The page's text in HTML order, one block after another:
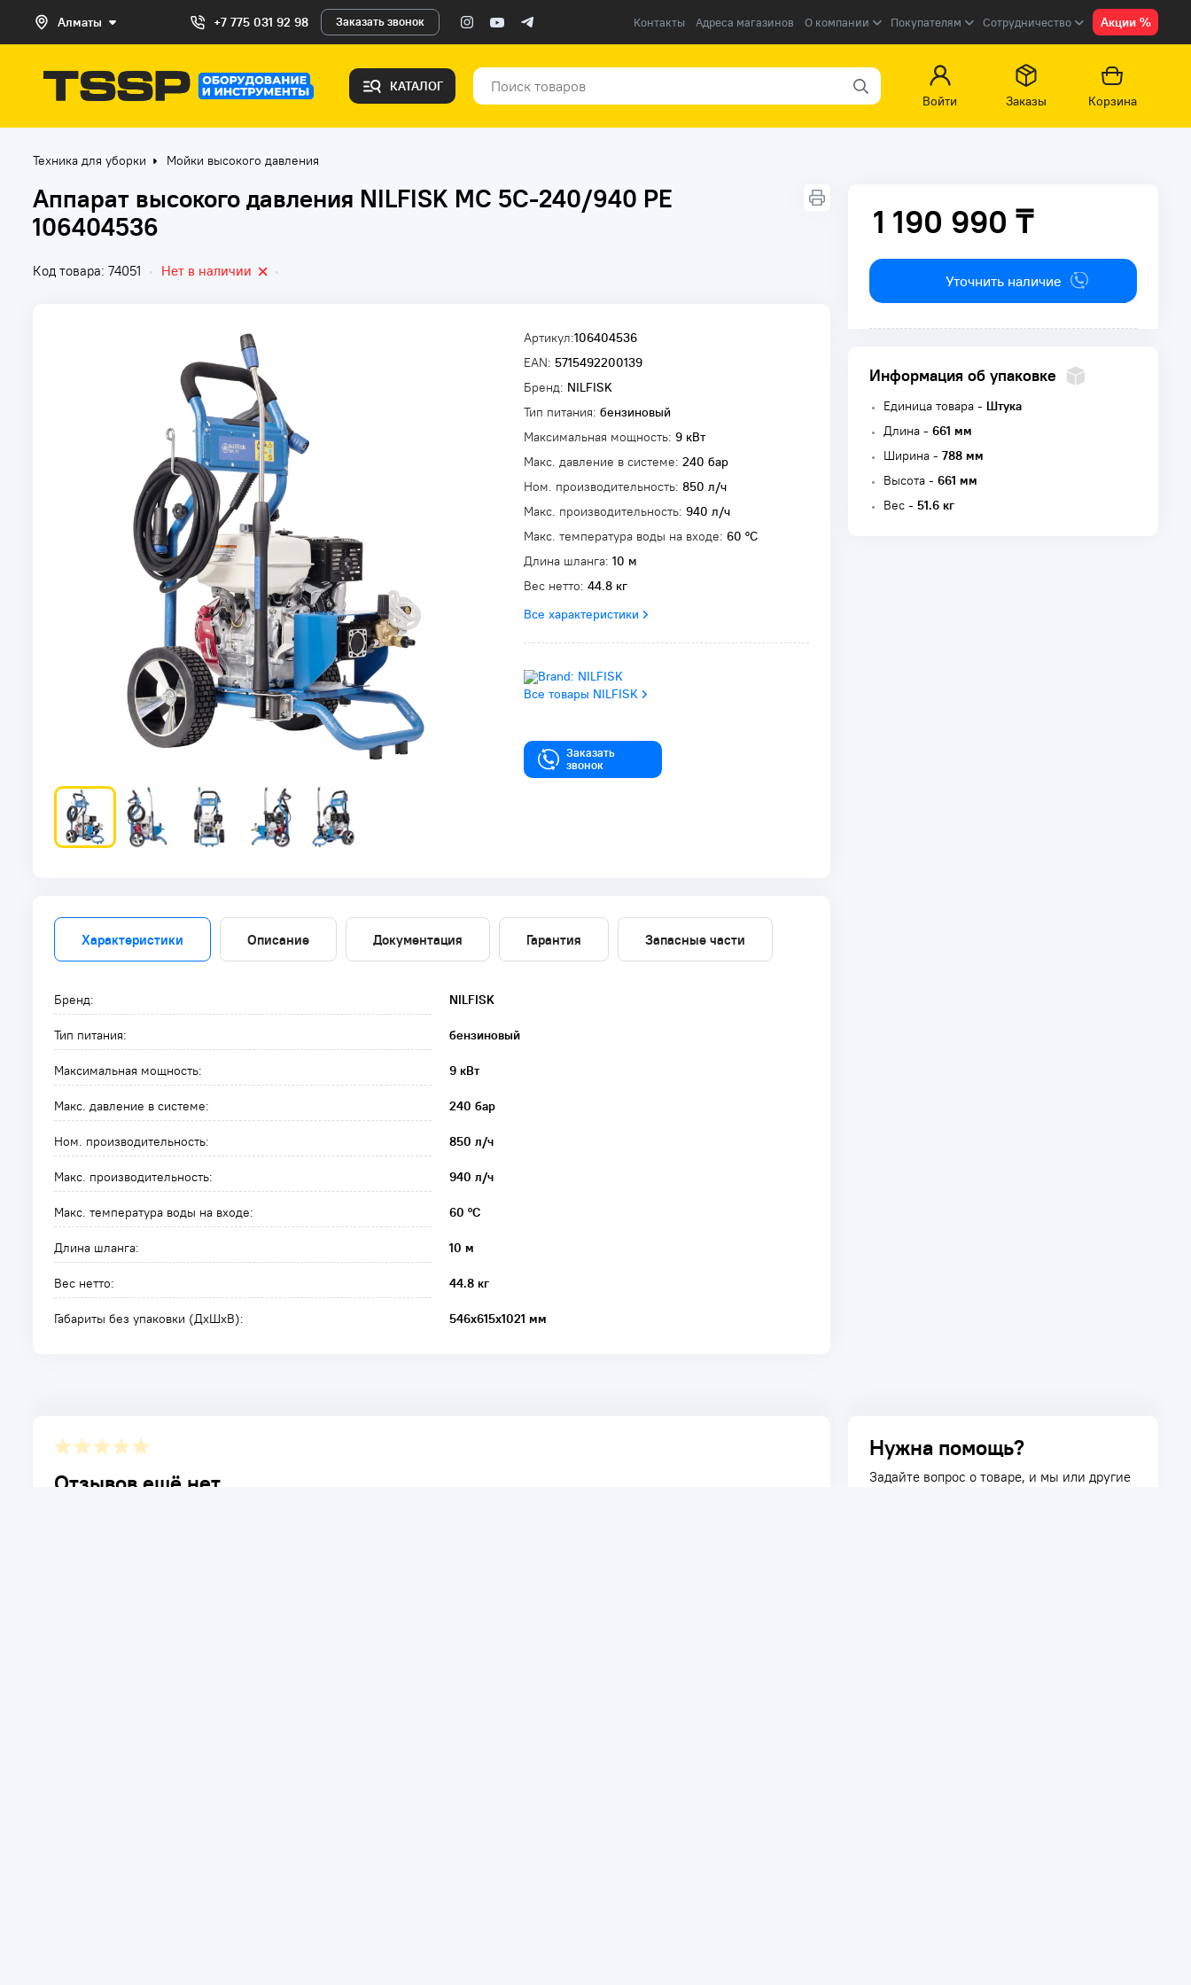
Алматы +7 775 031 92 98 Заказать звонок Контакты Адреса магазинов О компании Покупателям Сотрудничество Акции %
КАТАЛОГ
Войти
Заказы Корзина
Техника для уборки Мойки высокого давления
Аппарат высокого давления NILFISK MC 5C-240/940 PE
106404536
Код товара: 74051 • Нет в наличии •
Артикул:106404536
EAN: 5715492200139
Бренд: NILFISK
Тип питания: бензиновый
Максимальная мощность: 9 кВт
Макс. давление в системе: 240 бар
Ном. производительность: 850 л/ч
Макс. производительность: 940 л/ч
Макс. температура воды на входе: 60 °C
Длина шланга: 10 м
Вес нетто: 44.8 кг
Все характеристики
Все товары NILFISK
Заказать
звонок
1 190 990 ₸
1 190 990 ₸
Уточнить наличие
Информация об упаковке
Единица товара - Штука
Длина - 661 мм
Ширина - 788 мм
Высота - 661 мм
Вес - 51.6 кг
Характеристики Описание Документация Гарантия Запасные части
Бренд: NILFISK
Тип питания: бензиновый
Максимальная мощность: 9 кВт
Макс. давление в системе: 240 бар
Ном. производительность: 850 л/ч
Макс. производительность: 940 л/ч
Макс. температура воды на входе: 60 °C
Длина шланга: 10 м
Вес нетто: 44.8 кг
Габариты без упаковки (ДxШxВ): 546х615х1021 мм
Отзывов ещё нет.
Нужна помощь?
Задайте вопрос о товаре, и мы или другие